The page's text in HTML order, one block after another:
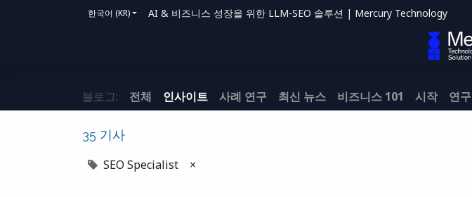
한국어 (KR) AI & 비즈니스 성장을 위한 LLM-SEO 솔루션 | Mercury Technology
블로그: 전체 인사이트 사례 연구 최신 뉴스 비즈니스 101 시작 연구
35 기사
SEO Specialist ×